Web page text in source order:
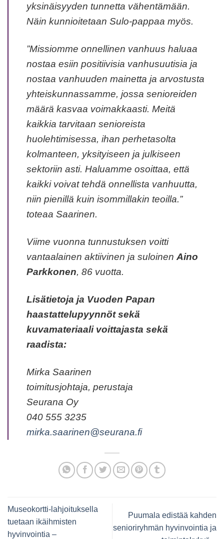
yksinäisyyden tunnetta vähentämään.
Näin kunnioitetaan Sulo-pappaa myös.
”Missiomme onnellinen vanhuus haluaa
nostaa esiin positiivisia vanhusuutisia ja
nostaa vanhuuden mainetta ja arvostusta
yhteiskunnassamme, jossa senioreiden
määrä kasvaa voimakkaasti. Meitä
kaikkia tarvitaan senioreista
huolehtimisessa, ihan perhetasolta
kolmanteen, yksityiseen ja julkiseen
sektoriin asti. Haluamme osoittaa, että
kaikki voivat tehdä onnellista vanhuutta,
niin pienillä kuin isommillakin teoilla.”
toteaa Saarinen.
Viime vuonna tunnustuksen voitti
vantaalainen aktiivinen ja suloinen Aino
Parkkonen, 86 vuotta.
Lisätietoja ja Vuoden Papan
haastattelupyynnöt sekä
kuvamateriaali voittajasta sekä
raadista:
Mirka Saarinen
toimitusjohtaja, perustaja
Seurana Oy
040 555 3235
mirka.saarinen@seurana.fi
Museokortti-lahjoituksella
tuetaan ikäihmisten
hyvinvointia –
Puumala edistää kahden
senioriryhmän hyvinvointia ja